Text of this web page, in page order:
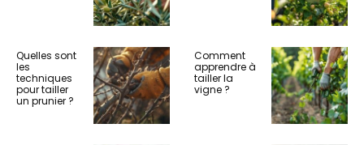
Quelles sont
les
techniques
pour tailler
un prunier ?
Comment
apprendre à
tailler la
vigne ?